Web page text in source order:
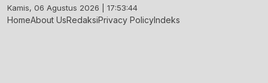
Skip
to
Kamis, 06 Agustus 2026 | 17:53:45
HomeAbout UsRedaksiPrivacy PolicyIndeks